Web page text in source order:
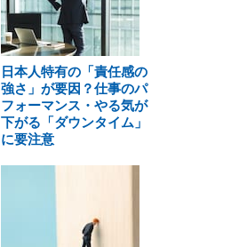
日本人特有の「責任感の
強さ」が要因？仕事のパ
フォーマンス・やる気が
下がる「ダウンタイム」
に要注意